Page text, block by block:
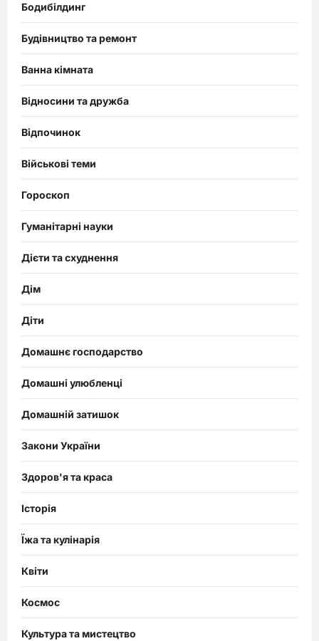
Бодибілдинг
Будівництво та ремонт
Ванна кімната
Відносини та дружба
Відпочинок
Військові теми
Гороскоп
Гуманітарні науки
Дієти та схуднення
Дім
Діти
Домашнє господарство
Домашні улюбленці
Домашній затишок
Закони України
Здоров'я та краса
Історія
Їжа та кулінарія
Квіти
Космос
Культура та мистецтво